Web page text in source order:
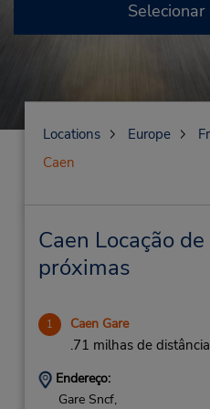
Selecionar
Locations Europe
Caen
Caen Locação
próximas
1 Caen Gare
.71 milhas de distância
Endereço:
Gare Sncf,